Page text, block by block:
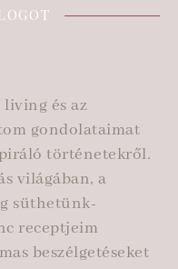
és az
gondolataimat
történetekről.
világában, a
süthetünk-
receptjeim
beszélgetéseket